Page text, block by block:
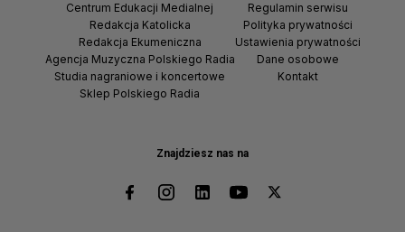
Znajdziesz nas na
Centrum Edukacji Medialnej
Redakcja Katolicka
Redakcja Ekumeniczna
Agencja Muzyczna Polskiego Radia
Studia nagraniowe i koncertowe
Sklep Polskiego Radia
Regulamin serwisu
Polityka prywatności
Ustawienia prywatności
Dane osobowe
Kontakt